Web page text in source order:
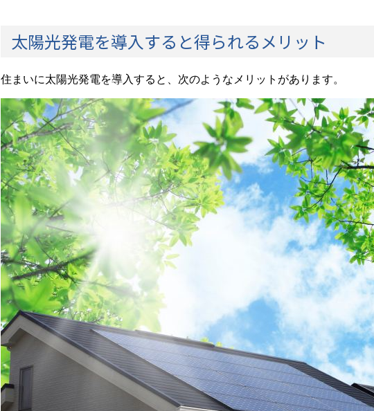
太陽光発電を導入すると得られるメリット
住まいに太陽光発電を導入すると、次のようなメリットがあります。